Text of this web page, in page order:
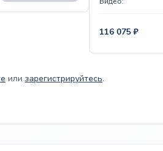
116 075 ₽
или зарегистрируйтесь.